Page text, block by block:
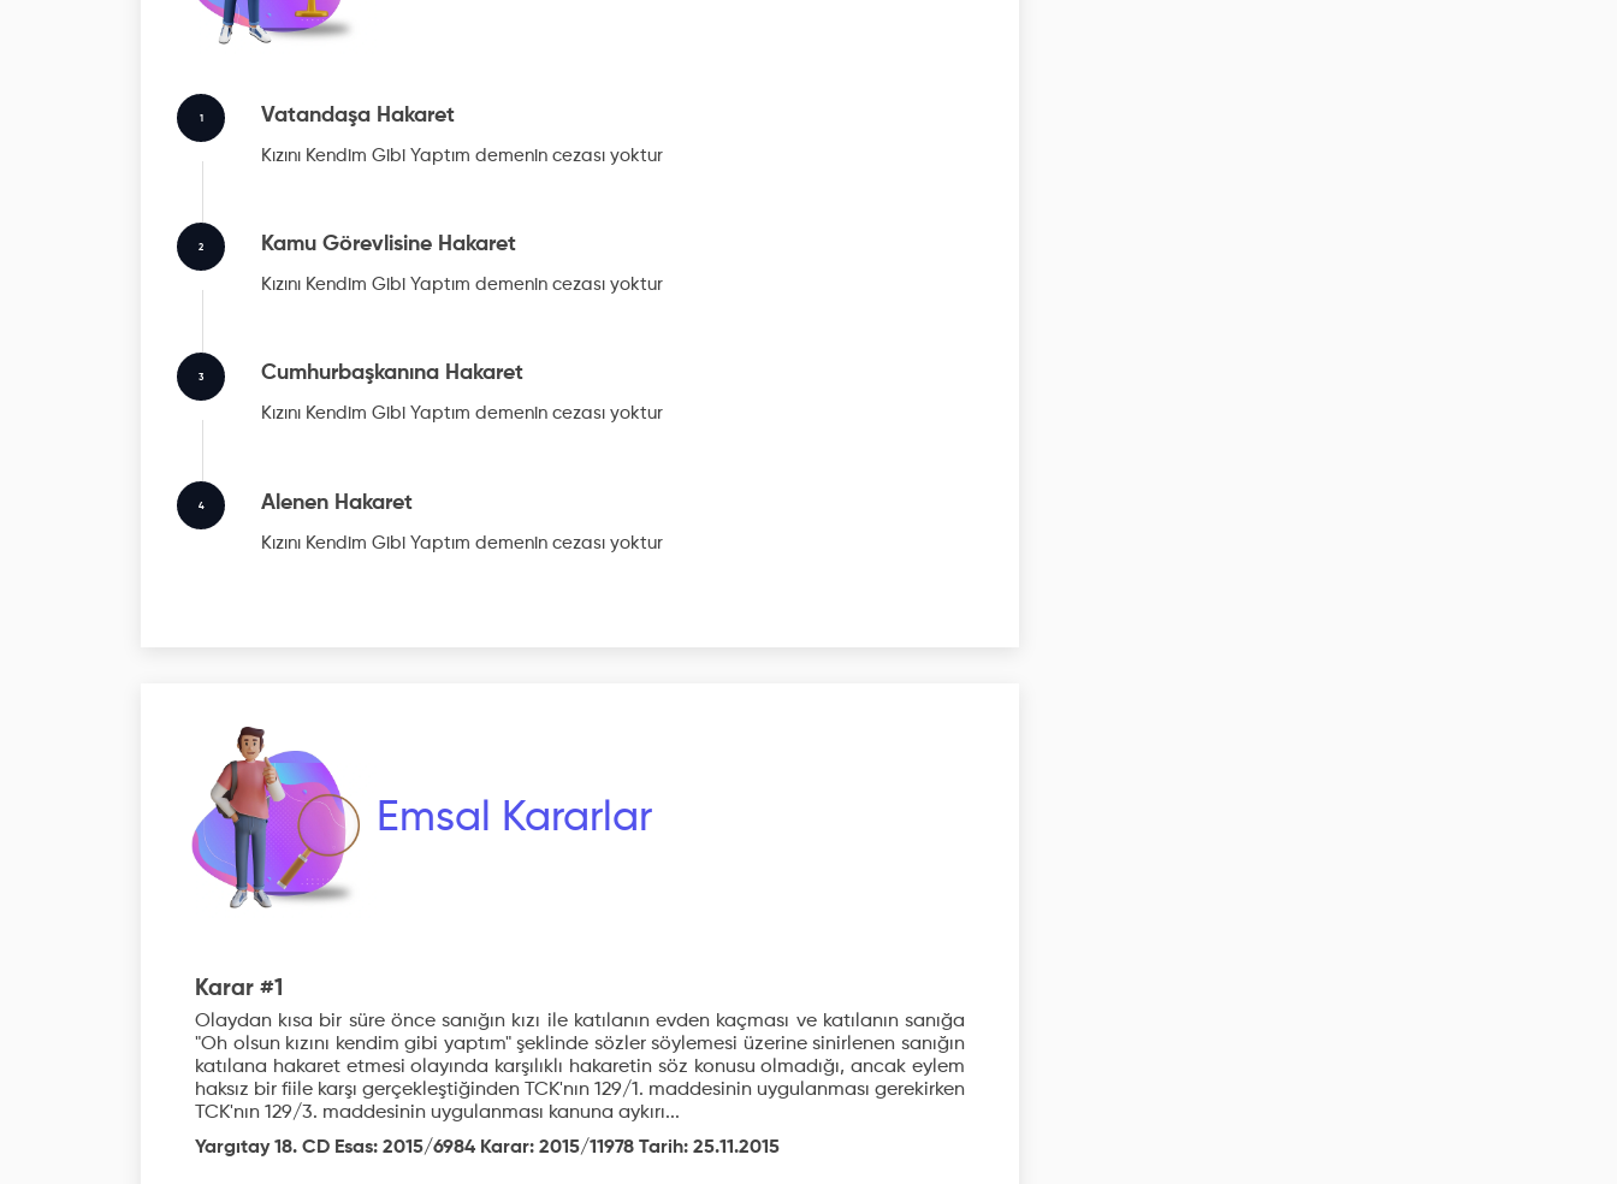
1 Vatandaşa Hakaret
Kızını Kendim Gibi Yaptım demenin cezası yoktur
2 Kamu Görevlisine Hakaret
Kızını Kendim Gibi Yaptım demenin cezası yoktur
3 Cumhurbaşkanına Hakaret
Kızını Kendim Gibi Yaptım demenin cezası yoktur
4 Alenen Hakaret
Kızını Kendim Gibi Yaptım demenin cezası yoktur
Emsal Kararlar
Karar #1
Olaydan kısa bir süre önce sanığın kızı ile katılanın evden kaçması ve katılanın sanığa
"Oh olsun kızını kendim gibi yaptım" şeklinde sözler söylemesi üzerine sinirlenen sanığın
katılana hakaret etmesi olayında karşılıklı hakaretin söz konusu olmadığı, ancak eylem
haksız bir fiile karşı gerçekleştiğinden TCK'nın 129/1. maddesinin uygulanması gerekirken
TCK'nın 129/3. maddesinin uygulanması kanuna aykırı...
Yargıtay 18. CD Esas: 2015/6984 Karar: 2015/11978 Tarih: 25.11.2015